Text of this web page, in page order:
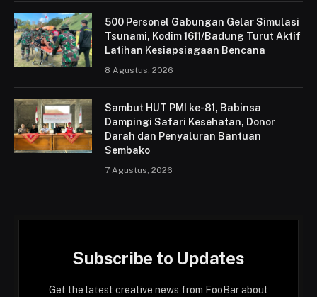
500 Personel Gabungan Gelar Simulasi
Tsunami, Kodim 1611/Badung Turut Aktif
Latihan Kesiapsiagaan Bencana
8 Agustus, 2026
Sambut HUT PMI ke-81, Babinsa
Dampingi Safari Kesehatan, Donor
Darah dan Penyaluran Bantuan
Sembako
7 Agustus, 2026
Subscribe to Updates
Get the latest creative news from FooBar about